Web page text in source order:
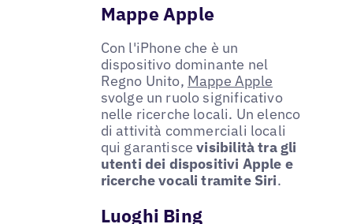
Mappe Apple
Con l'iPhone che è un
dispositivo dominante nel
Regno Unito, Mappe Apple
svolge un ruolo significativo
nelle ricerche locali. Un elenco
di attività commerciali locali
qui garantiscevisibilità tra gli
utenti dei dispositivi Apple e
ricerche vocali tramite Siri.
Luoghi Bing